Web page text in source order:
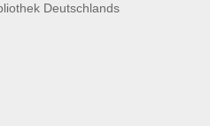
Deutschlands